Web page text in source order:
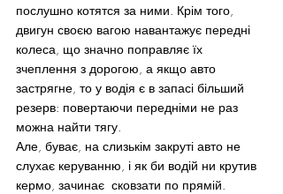
послушно котятся за ними. Крім того,
двигун своєю вагою навантажує передні
колеса, що значно поправляє їх
зчеплення з дорогою, а якщо авто
застрягне, то у водія є в запасі більший
резерв: повертаючи передніми не раз
можна найти тягу.
Але, буває, на слизькім закруті авто не
слухає керуванню, і як би водій ни крутив
кермо, зачинає  сковзати по прямій.